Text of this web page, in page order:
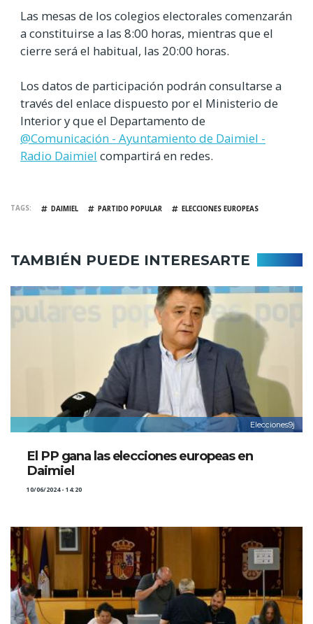
Las mesas de los colegios electorales comenzarán
a constituirse a las 8:00 horas, mientras que el
cierre será el habitual, las 20:00 horas.
Los datos de participación podrán consultarse a
través del enlace dispuesto por el Ministerio de
Interior y que el Departamento de
@Comunicación - Ayuntamiento de Daimiel -
Radio Daimiel compartirá en redes.
TAGS DAIMIEL PARTIDO POPULAR ELECCIONES EUROPEAS
TAMBIÉN PUEDE INTERESARTE
Elecciones9j
El PP gana las elecciones europeas en
Daimiel
10/06/2024 - 14:20